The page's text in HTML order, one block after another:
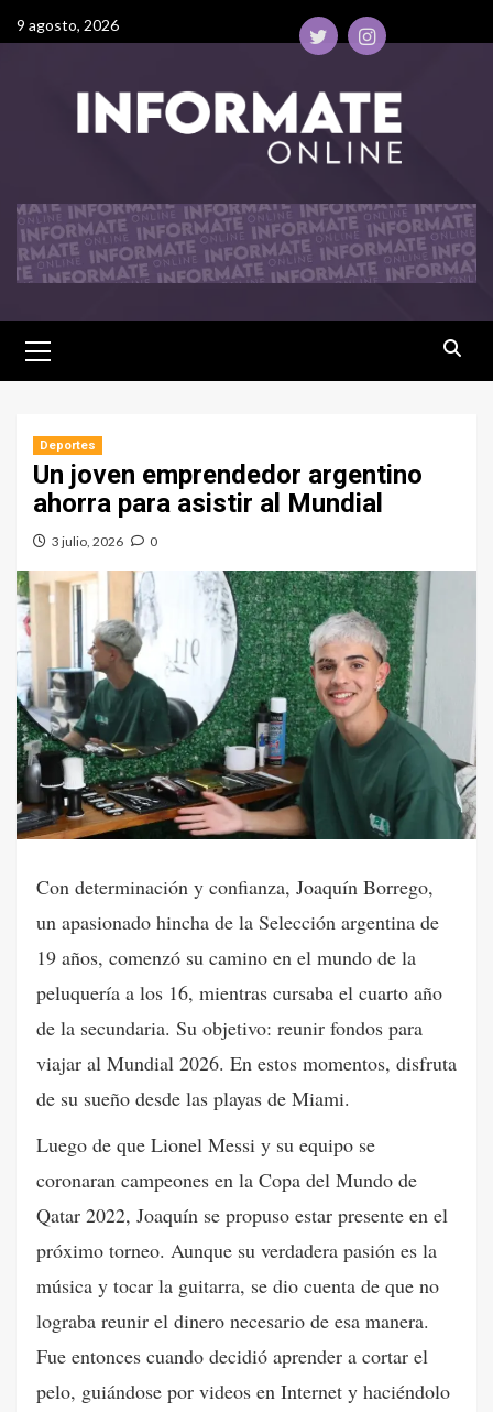
9 agosto, 2026
Deportes
Un joven emprendedor argentino
ahorra para asistir al Mundial
3 julio, 2026 0
Con determinación y confianza, Joaquín Borrego,
un apasionado hincha de la Selección argentina de
19 años, comenzó su camino en el mundo de la
peluquería a los 16, mientras cursaba el cuarto año
de la secundaria. Su objetivo: reunir fondos para
viajar al Mundial 2026. En estos momentos, disfruta
de su sueño desde las playas de Miami.
Luego de que Lionel Messi y su equipo se
coronaran campeones en la Copa del Mundo de
Qatar 2022, Joaquín se propuso estar presente en el
próximo torneo. Aunque su verdadera pasión es la
música y tocar la guitarra, se dio cuenta de que no
lograba reunir el dinero necesario de esa manera.
Fue entonces cuando decidió aprender a cortar el
pelo, guiándose por videos en Internet y haciéndolo